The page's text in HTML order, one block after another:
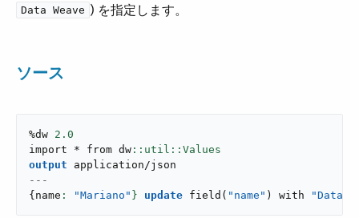
Data Weave ​) を指定します。
ソース
%dw 2.0
import * from dw
output
application/json
---
{ name : "Mariano" } update field ( "name" ) with "Data